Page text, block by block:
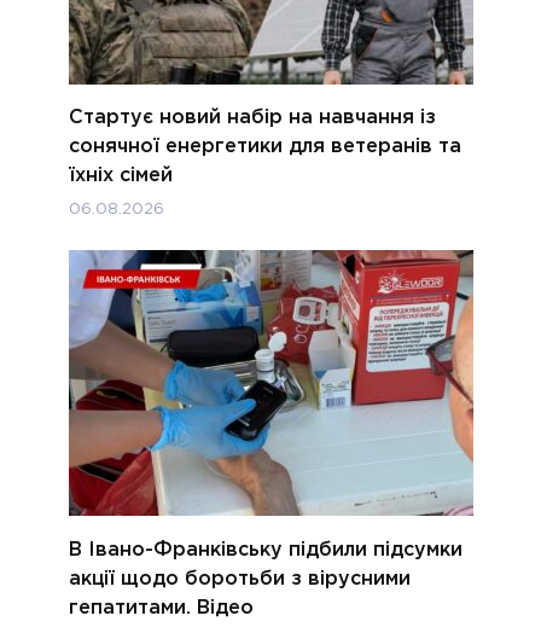
Стартує новий набір на навчання із
сонячної енергетики для ветеранів та
їхніх сімей
06.08.2026
В Івано-Франківську підбили підсумки
акції щодо боротьби з вірусними
гепатитами. Відео